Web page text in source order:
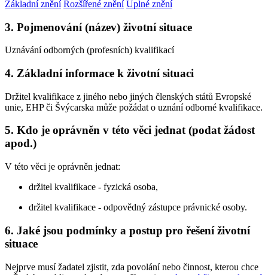
Základní znění Rozšířené znění Úplné znění
3. Pojmenování (název) životní situace
Uznávání odborných (profesních) kvalifikací
4. Základní informace k životní situaci
Držitel kvalifikace z jiného nebo jiných členských států Evropské
unie, EHP či Švýcarska může požádat o uznání odborné kvalifikace.
5. Kdo je oprávněn v této věci jednat (podat žádost
apod.)
V této věci je oprávněn jednat:
držitel kvalifikace - fyzická osoba,
držitel kvalifikace - odpovědný zástupce právnické osoby.
6. Jaké jsou podmínky a postup pro řešení životní
situace
Nejprve musí žadatel zjistit, zda povolání nebo činnost, kterou chce